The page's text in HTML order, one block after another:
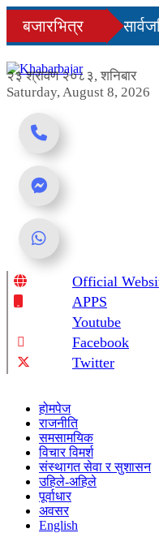
Skip
content
बजारभित्र
सरकारले
२३ श्रावण २०८३, शनिबार
Saturday, August 8, 2026
Online News Portal
Official
APPS
Youtube
Facebook
Twitter
होमपेज
राजनीति
समसामयिक
विचार विमर्श
संस्थागत सेवा र सुशासन
उहिले-अहिले
पूर्वाधार
अवसर
English